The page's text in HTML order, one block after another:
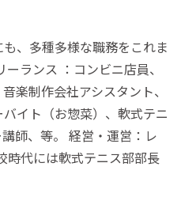
、多種多様な職務をこれま
ランス ：コンビニ店員、
楽制作会社アシスタント、
イト（お惣菜）、軟式テニ
師、等。 経営・運営：レ
時代には軟式テニス部部長